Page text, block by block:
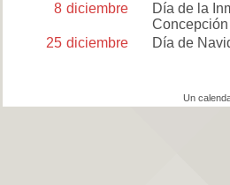
8 diciembre
Día de la
Concepción
25 diciembre Día de
Un